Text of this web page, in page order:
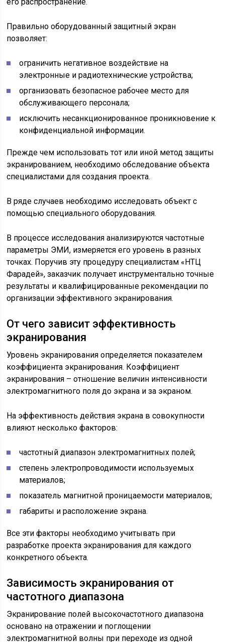
Правильно оборудованный защитный экран
позволяет:
ограничить негативное воздействие на
электронные и радиотехнические устройства;
организовать безопасное рабочее место для
обслуживающего персонала;
исключить несанкционированное проникновение к
конфиденциальной информации.
Прежде чем использовать тот или иной метод защиты
экранированием, необходимо обследование объекта
специалистами для создания проекта.
В ряде случаев необходимо исследовать объект с
помощью специального оборудования.
В процессе исследования анализируются частотные
параметры ЭМИ, измеряется его уровень в разных
точках. Поручив эту процедуру специалистам «НТЦ
Фарадей», заказчик получает инструментально точные
результаты и квалифицированные рекомендации по
организации эффективного экранирования.
От чего зависит эффективность
экранирования
Уровень экранирования определяется показателем
коэффициента экранирования. Коэффициент
экранирования – отношение величин интенсивности
электромагнитного поля до экрана и за экраном.
На эффективность действия экрана в совокупности
влияют несколько факторов:
частотный диапазон электромагнитных полей;
степень электропроводимости используемых
материалов;
показатель магнитной проницаемости материалов;
габариты и расположение экрана.
Все эти факторы необходимо учитывать при
разработке проекта экранирования для каждого
конкретного объекта.
Зависимость экранирования от
частотного диапазона
Экранирование полей высокочастотного диапазона
основано на отражении и поглощении
электромагнитной волны при переходе из одной